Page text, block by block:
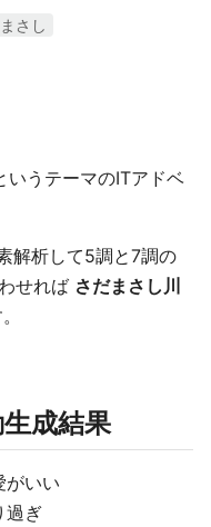
さし
いうテーマのITアドベ
解析して5調と7調の
せれば さだまさし川
成結果
いい
ぎ